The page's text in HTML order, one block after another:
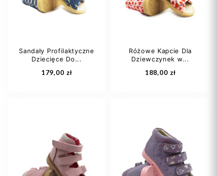
Dodaj do koszyka Dodaj do koszyka
Sandały Profilaktyczne
Dziecięce Do...
179,00 zł
22
23
24
25 +5
Różowe Kapcie Dla
Dziewczynek w...
188,00 zł
33